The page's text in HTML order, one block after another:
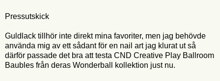
Pressutskick
Guldlack tillhör inte direkt mina favoriter, men jag behövde
använda mig av ett sådant för en nail art jag klurat ut så
därför passade det bra att testa CND Creative Play Ballroom
Baubles från deras Wonderball kollektion just nu.